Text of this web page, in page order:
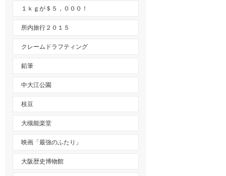
１ｋｇが＄５，０００！
所内旅行２０１５
クレームドラフティング
鉛筆
中大江公園
枝豆
大槻能楽堂
映画「最強のふたり」
大阪歴史博物館